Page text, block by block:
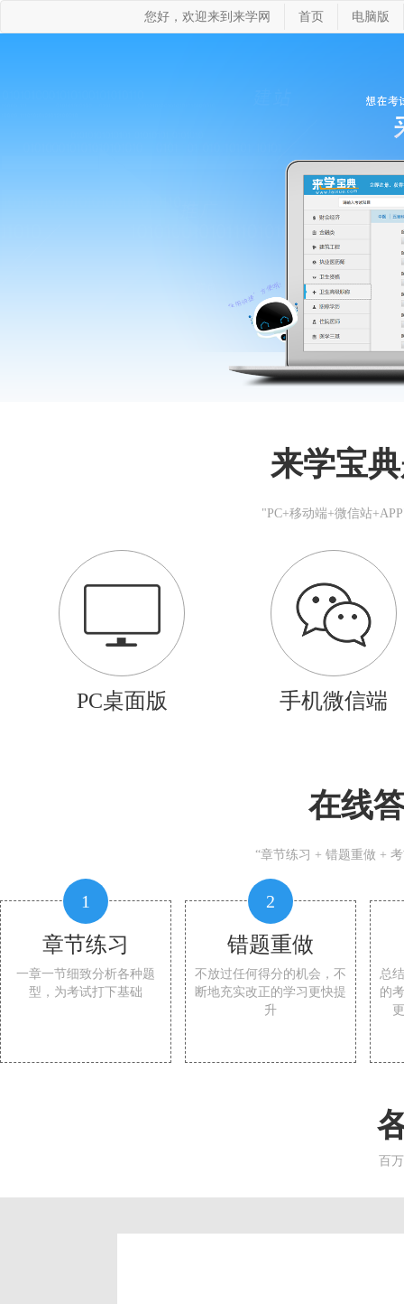
您好，欢迎来到来学网 首页 电脑版
来学宝
"PC+移动端+微信站
PC桌面版 手机微信端
在线
“章节练习 + 错题重做 +
1
章节练习
一章一节细致分析各种题
型，为考试打下基础
2
错题重做
不放过任何得分的机会，不
断地充实改正的学习更快提
升
总
的
百